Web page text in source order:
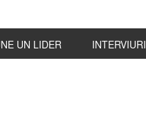
UN LIDER INTERVIURI